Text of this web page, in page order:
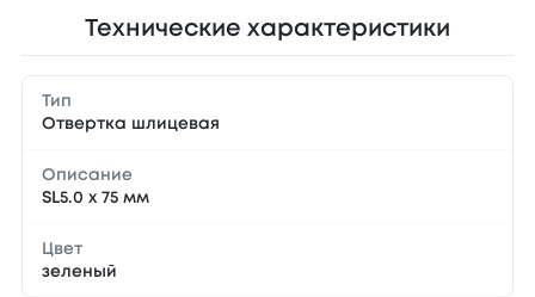
Технические характеристики
Тип
Отвертка шлицевая
Описание
SL5.0 x 75 мм
Цвет
зеленый